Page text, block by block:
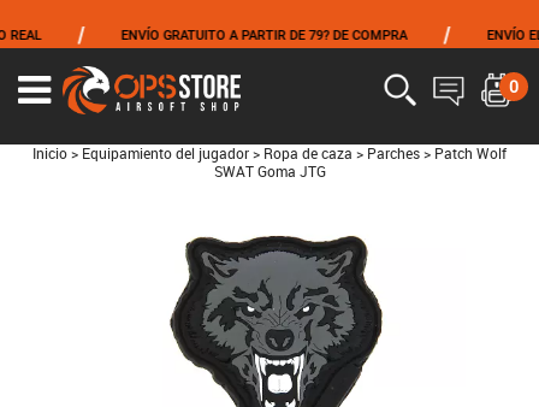
ENVÍO GRATUITO A PARTIR DE 79? DE COMPRA ENVÍO EL
0
Inicio > Equipamiento del jugador > Ropa de caza > Parches > Patch Wolf
SWAT Goma JTG